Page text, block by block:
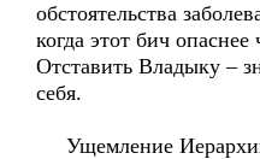
обстоятельства
когда этот бич
Отставить Владыку –
себя.
Ущемление Иерархии